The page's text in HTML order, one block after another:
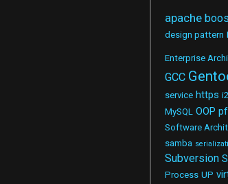
apache
design pattern
Enterprise
GCC
service https
MySQL OOP pf
Software
samba
Subversion
Process UP